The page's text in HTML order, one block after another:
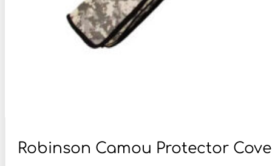
Robinson Camou Protector